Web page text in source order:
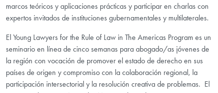
marcos teóricos y aplicaciones prácticas y participar en charlas con
expertos invitados de instituciones gubernamentales y multilaterales.
El Young Lawyers for the Rule of Law in The Americas Program es un
seminario en línea de cinco semanas para abogado/as jóvenes de
la región con vocación de promover el estado de derecho en sus
países de origen y compromiso con la colaboración regional, la
participación intersectorial y la resolución creativa de problemas. El